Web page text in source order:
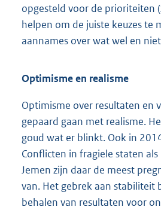
opgesteld voor de prioriteiten
helpen om de juiste keuzes te
aannames over wat wel en
Optimisme en realisme
Optimisme over resultaten en
gepaard gaan met realisme.
goud wat er blinkt. Ook in
Conflicten in fragiele staten
Jemen zijn daar de meest
van. Het gebrek aan stabiliteit
behalen van resultaten voor